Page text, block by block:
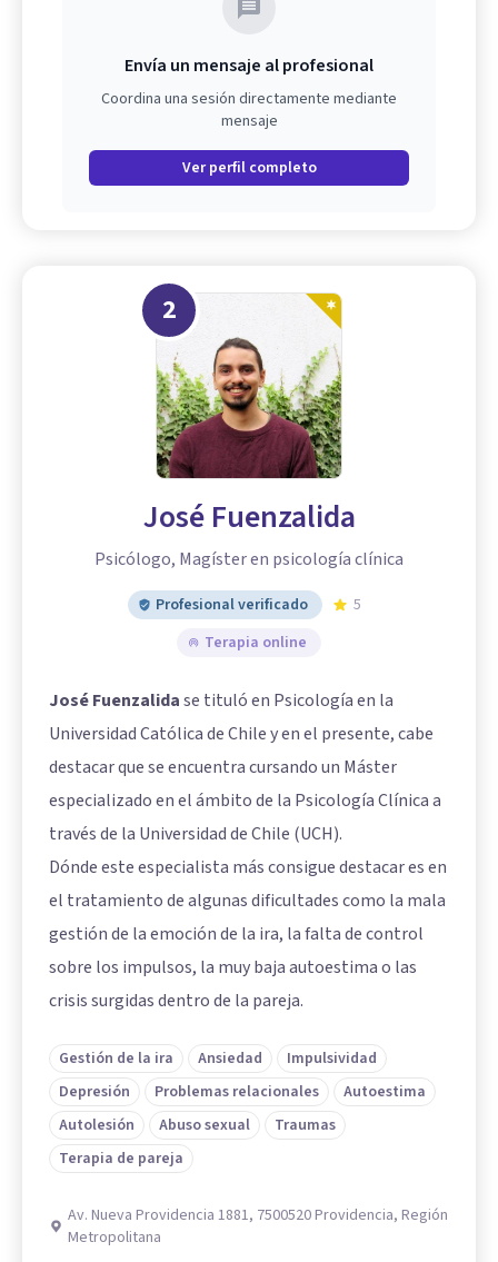
Envía un mensaje al profesional
Coordina una sesión directamente mediante
mensaje
Ver perfil completo
2
José Fuenzalida
Psicólogo, Magíster en psicología clínica
Profesional verificado
5
Terapia online
José Fuenzalidase tituló en Psicología en la
Universidad Católica de Chile y en el presente, cabe
destacar que se encuentra cursando un Máster
especializado en el ámbito de la Psicología Clínica a
través de la Universidad de Chile (UCH).
Dónde este especialista más consigue destacar es en
el tratamiento de algunas dificultades como la mala
gestión de la emoción de la ira, la falta de control
sobre los impulsos, la muy baja autoestima o las
crisis surgidas dentro de la pareja.
Gestión de la ira Ansiedad
Impulsividad
Depresión
Problemas relacionales
Autoestima
Autolesión
Abuso sexual
Traumas
Terapia de pareja
Av. Nueva Providencia 1881, 7500520 Providencia, Región
Metropolitana